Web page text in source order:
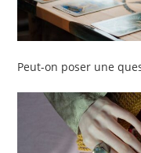
Peut-on poser une